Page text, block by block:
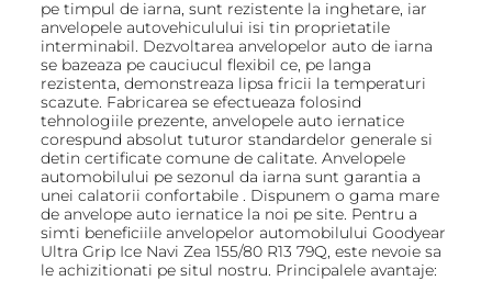
pe timpul de iarna, sunt rezistente la inghetare, iar
anvelopele autovehiculului isi tin proprietatile
interminabil. Dezvoltarea anvelopelor auto de iarna
se bazeaza pe cauciucul flexibil ce, pe langa
rezistenta, demonstreaza lipsa fricii la temperaturi
scazute. Fabricarea se efectueaza folosind
tehnologiile prezente, anvelopele auto iernatice
corespund absolut tuturor standardelor generale si
detin certificate comune de calitate. Anvelopele
automobilului pe sezonul da iarna sunt garantia a
unei calatorii confortabile . Dispunem o gama mare
de anvelope auto iernatice la noi pe site. Pentru a
simti beneficiile anvelopelor automobilului Goodyear
Ultra Grip Ice Navi Zea 155/80 R13 79Q, este nevoie sa
le achizitionati pe situl nostru. Principalele avantaje: